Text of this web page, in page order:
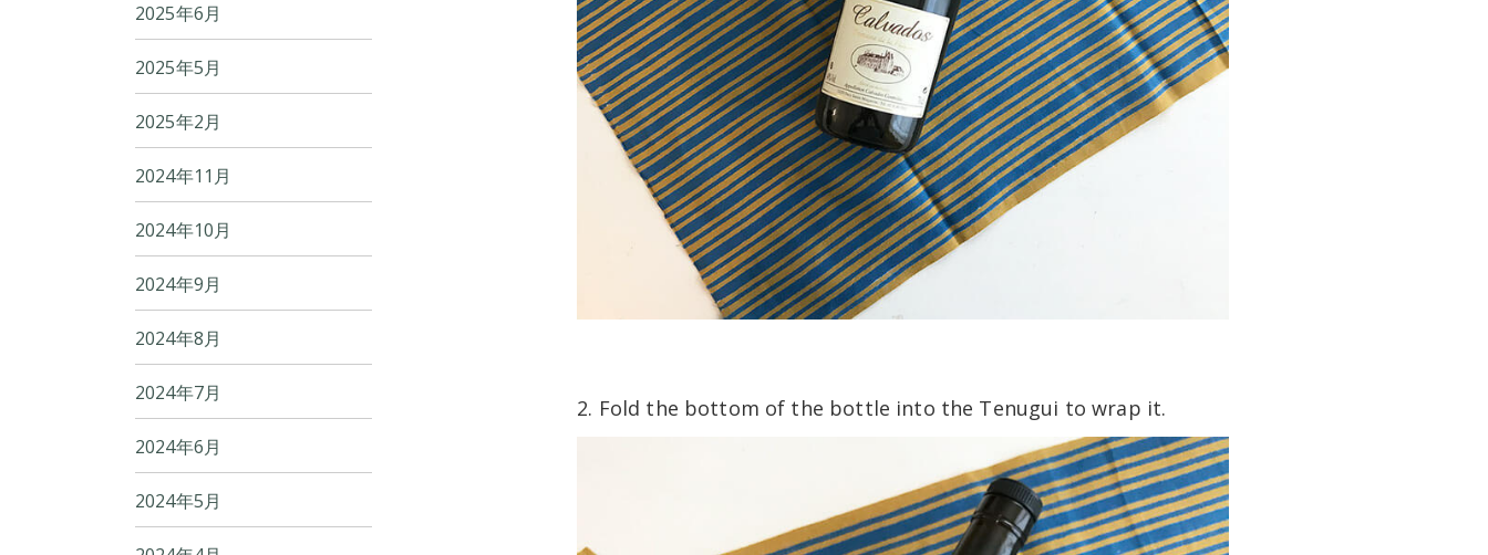
2. Fold the bottom of the bottle into the Tenugui to wrap it.
2025年6月
2025年5月
2025年2月
2024年11月
2024年10月
2024年9月
2024年8月
2024年7月
2024年6月
2024年5月